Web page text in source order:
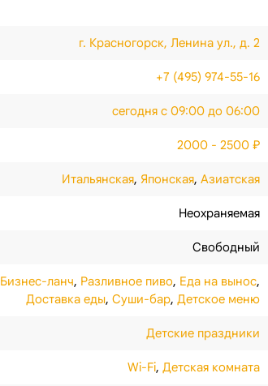
г. Красногорск, Ленина ул., д. 2
+7 (495) 974-55-16
сегодня с 09:00 до 06:00
2000 - 2500 ₽
Итальянская, Японская, Азиатская
Неохраняемая
Свободный
Бизнес-ланч, Разливное пиво, Еда на вынос,
Доставка еды, Суши-бар, Детское меню
Детские праздники
Wi-Fi, Детская комната